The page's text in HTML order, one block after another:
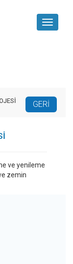
Toggle
ve yenileme
zemin